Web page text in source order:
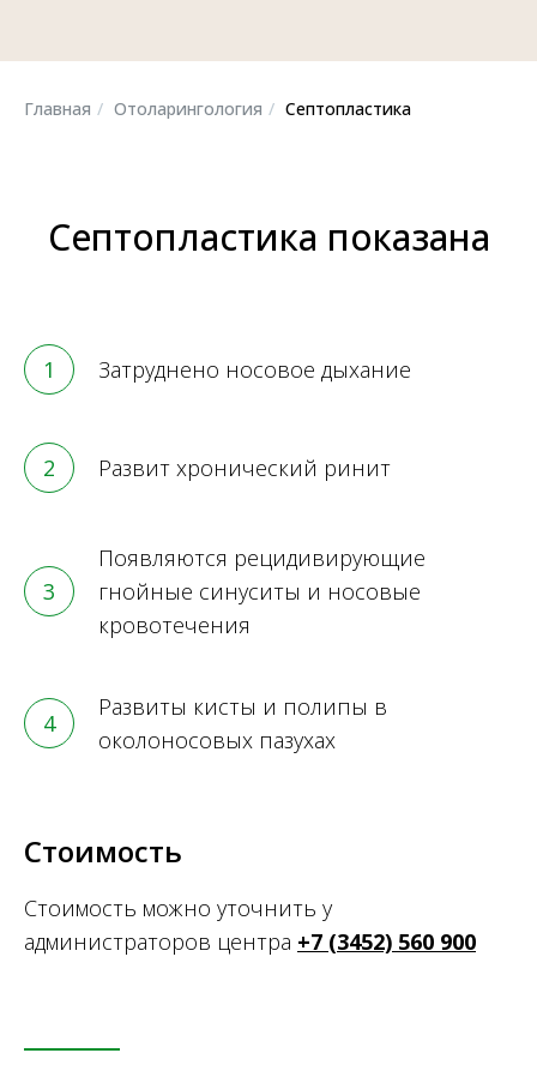
Главная / Отоларингология / Септопластика
Септопластика показана
Затруднено носовое дыхание
Развит хронический ринит
Появляются рецидивирующие
гнойные синуситы и носовые
кровотечения
Развиты кисты и полипы в
околоносовых пазухах
Стоимость
Стоимость можно уточнить у
администраторов центра +7 (3452) 560 900